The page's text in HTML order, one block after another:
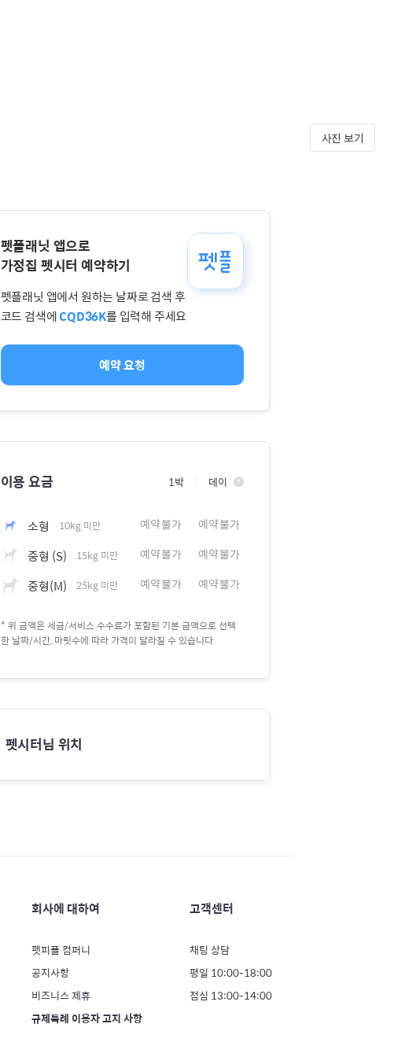
사진 보기
펫플래닛 앱으로
가정집 펫시터 예약하기
펫플래닛 앱에서 원하는 날짜로 검색 후
코드 검색에CQD36K를 입력해 주세요
예약 요청
이용 요금 1박 데이
소형 10kg 미만 예약불가 예약불가
중형 (S) 15kg 미만 예약불가 예약불가
중형(M) 25kg 미만 예약불가 예약불가
* 위 금액은 세금/서비스 수수료가 포함된 기본 금액으로 선택
한 날짜/시간, 마릿수에 따라 가격이 달라질 수 있습니다.
펫시터님 위치
회사에 대하여
펫피플 컴퍼니
공지사항
비즈니스 제휴
규제특례 이용자 고지 사항
고객센터
채팅 상담
평일 10:00-18:00
점심 13:00-14:00